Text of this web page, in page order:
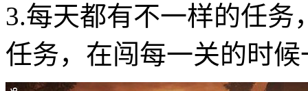
3.每天都有不一样的任
任务，在闯每一关的时